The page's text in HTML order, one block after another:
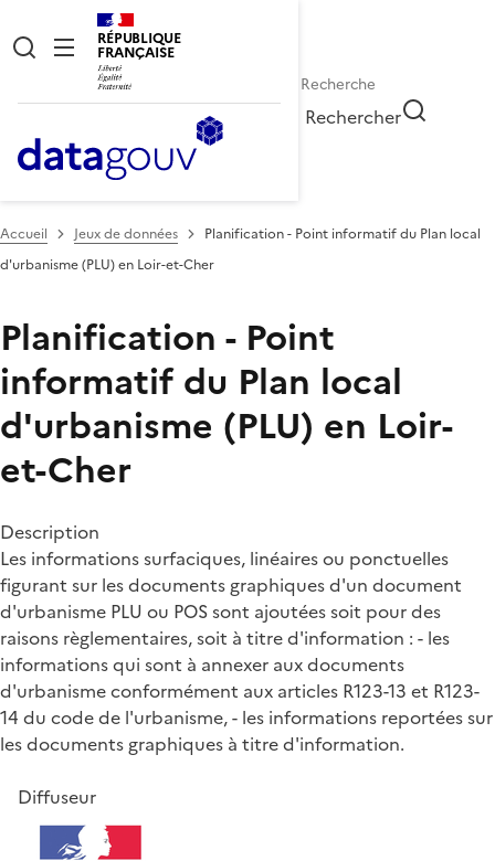
RÉPUBLIQUE
FRANÇAISE
Rechercher
Accueil Jeux de données
Planification - Point informatif du Plan local
d'urbanisme (PLU) en Loir-et-Cher
Planification - Point
informatif du Plan local
d'urbanisme (PLU) en Loir-
et-Cher
Description
Les informations surfaciques, linéaires ou ponctuelles
figurant sur les documents graphiques d'un document
d'urbanisme PLU ou POS sont ajoutées soit pour des
raisons règlementaires, soit à titre d'information : - les
informations qui sont à annexer aux documents
d'urbanisme conformément aux articles R123-13 et R123-
14 du code de l'urbanisme, - les informations reportées sur
les documents graphiques à titre d'information.
Diffuseur